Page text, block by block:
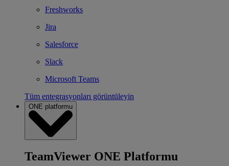
Freshworks
Jira
Salesforce
Slack
Microsoft Teams
Tüm entegrasyonları görüntüleyin
ONE platformu
TeamViewer ONE Platformu